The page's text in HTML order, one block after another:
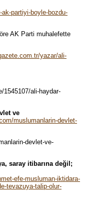
partiyi-boyle-bozdu-
AK Parti muhalefette
yazar/ali-
1545107/ali-haydar-
ve
muslumanlarin-devlet-
devlet-ve-
saray itibarına değil;
efe-musluman-iktidara-
tevazuya-talip-olur-